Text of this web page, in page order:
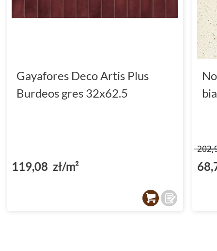
Gayafores Deco Artis Plus
Burdeos gres 32x62.5
119,08 zł/m²